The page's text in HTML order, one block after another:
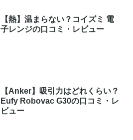
【熱】温まらない？コイズミ 電
子レンジの口コミ・レビュー
【Anker】吸引力はどれくらい？
Eufy Robovac G30の口コミ・レ
ビュー